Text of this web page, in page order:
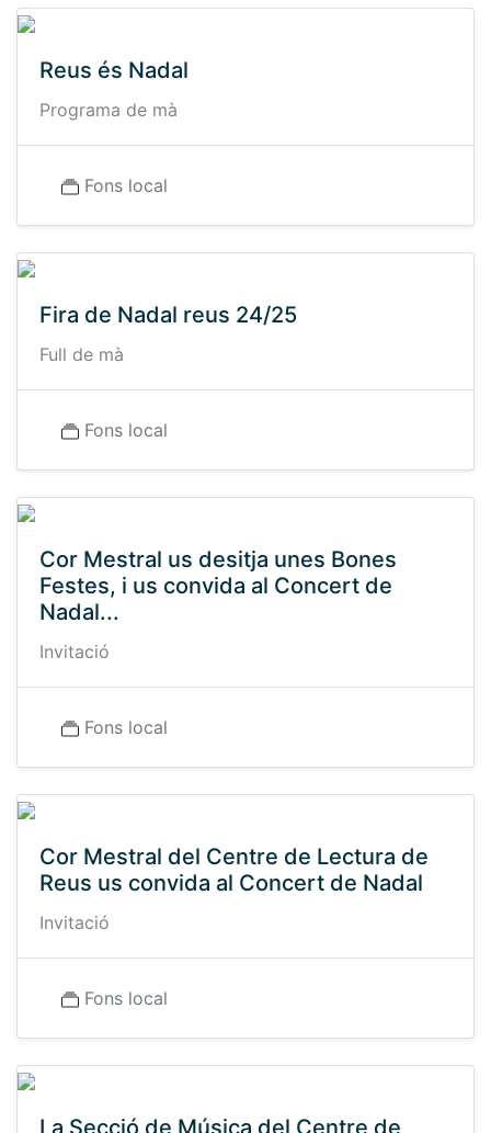
Reus és Nadal
Programa de mà
Fons local
Fira de Nadal reus 24/25
Full de mà
Fons local
Cor Mestral us desitja unes Bones
Festes, i us convida al Concert de
Nadal...
Invitació
Fons local
Cor Mestral del Centre de Lectura de
Reus us convida al Concert de Nadal
Invitació
Fons local
La Secció de Música del Centre de